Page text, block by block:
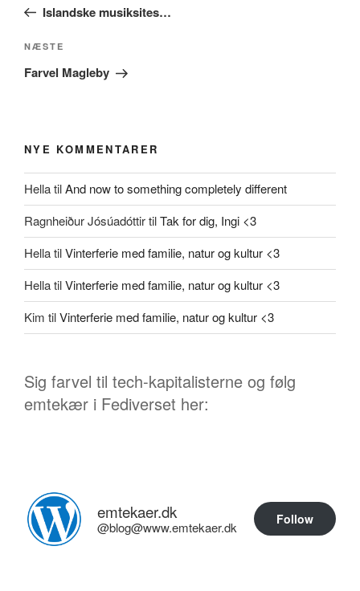
indlægIslandske musiksites…
Næste
indlæg
NÆSTE
Farvel Magleby
NYE KOMMENTARER
HellatilAnd now to something completely different
Ragnheiður JósúadóttirtilTak for dig, Ingi <3
HellatilVinterferie med familie, natur og kultur <3
HellatilVinterferie med familie, natur og kultur <3
Kim tilVinterferie med familie, natur og kultur <3
Sig farvel til tech-kapitalisterne og følg
emtekær i Fediverset her:
emtekaer.dk
@blog@www.emtekaer.dk
Follow